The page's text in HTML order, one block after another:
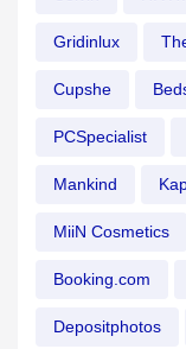
Gridinlux
Cupshe
PCSpecialist
Mankind
MiiN Cosmetics
Booking.com
Depositphotos